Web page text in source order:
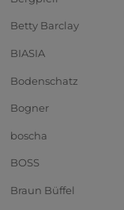
Betty Barclay
BIASIA
Bodenschatz
Bogner
boscha
BOSS
Braun Büffel